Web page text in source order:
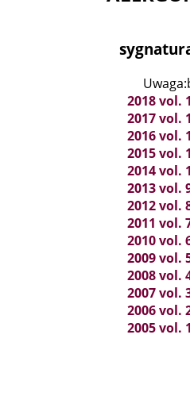
2018 vol.
2017 vol.
2016 vol.
2015 vol.
2014 vol.
2013 vol.
2012 vol.
2011 vol.
2010 vol.
2009 vol.
2008 vol.
2007 vol.
2006 vol.
2005 vol.